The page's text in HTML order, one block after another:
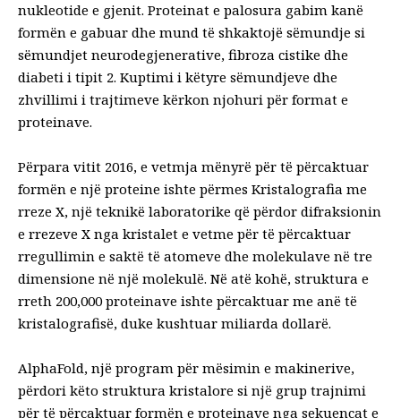
nukleotide e gjenit. Proteinat e palosura gabim kanë
formën e gabuar dhe mund të shkaktojë sëmundje si
sëmundjet neurodegjenerative, fibroza cistike dhe
diabeti i tipit 2. Kuptimi i këtyre sëmundjeve dhe
zhvillimi i trajtimeve kërkon njohuri për format e
proteinave.
Përpara vitit 2016, e vetmja mënyrë për të përcaktuar
formën e një proteine ​​ishte përmes Kristalografia me
rreze X, një teknikë laboratorike që përdor difraksionin
e rrezeve X nga kristalet e vetme për të përcaktuar
rregullimin e saktë të atomeve dhe molekulave në tre
dimensione në një molekulë. Në atë kohë, struktura e
rreth 200,000 proteinave ishte përcaktuar me anë të
kristalografisë, duke kushtuar miliarda dollarë.
AlphaFold, një program për mësimin e makinerive,
përdori këto struktura kristalore si një grup trajnimi
për të përcaktuar formën e proteinave nga sekuencat e